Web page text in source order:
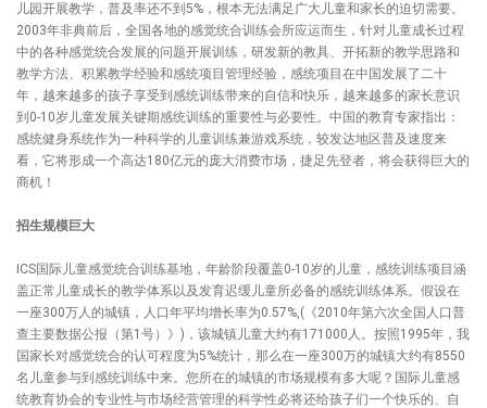
儿园开展教学，普及率还不到5%，根本无法满足广大儿童和家长的迫切需要。
2003年非典前后，全国各地的感觉统合训练会所应运而生，针对儿童成长过程
中的各种感觉统合发展的问题开展训练，研发新的教具、开拓新的教学思路和
教学方法、积累教学经验和感统项目管理经验，感统项目在中国发展了二十
年，越来越多的孩子享受到感统训练带来的自信和快乐，越来越多的家长意识
到0-10岁儿童发展关键期感统训练的重要性与必要性。中国的教育专家指出：
感统健身系统作为一种科学的儿童训练兼游戏系统，较发达地区普及速度来
看，它将形成一个高达180亿元的庞大消费市场，捷足先登者，将会获得巨大的
商机！
招生规模巨大
ICS国际儿童感觉统合训练基地，年龄阶段覆盖0-10岁的儿童，感统训练项目涵
盖正常儿童成长的教学体系以及发育迟缓儿童所必备的感统训练体系。假设在
一座300万人的城镇，人口年平均增长率为0.57%,(《2010年第六次全国人口普
查主要数据公报（第1号）》)，该城镇儿童大约有171000人。按照1995年，我
国家长对感觉统合的认可程度为5%统计，那么在一座300万的城镇大约有8550
名儿童参与到感统训练中来。您所在的城镇的市场规模有多大呢？国际儿童感
统教育协会的专业性与市场经营管理的科学性必将还给孩子们一个快乐的、自